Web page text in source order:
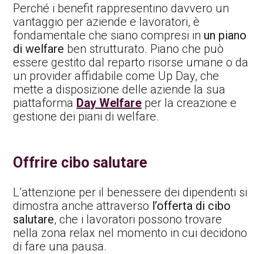
Perché i benefit rappresentino davvero un
vantaggio per aziende e lavoratori, è
fondamentale che siano compresi in un piano
di welfare ben strutturato. Piano che può
essere gestito dal reparto risorse umane o da
un provider affidabile come Up Day, che
mette a disposizione delle aziende la sua
piattaforma Day Welfare per la creazione e
gestione dei piani di welfare.
Offrire cibo salutare
L’attenzione per il benessere dei dipendenti si
dimostra anche attraverso l’offerta di cibo
salutare, che i lavoratori possono trovare
nella zona relax nel momento in cui decidono
di fare una pausa.